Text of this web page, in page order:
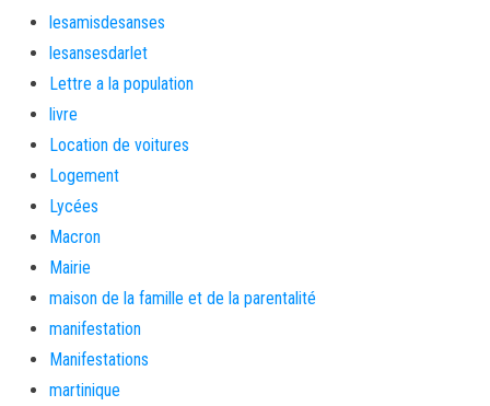
lesamisdesanses
lesansesdarlet
Lettre a la population
livre
Location de voitures
Logement
Lycées
Macron
Mairie
maison de la famille et de la parentalité
manifestation
Manifestations
martinique